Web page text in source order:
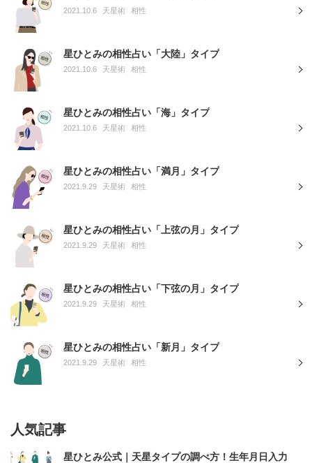
2021.10.6 天星術 相性
星ひとみの相性占い「大陸」タイプ
2021.10.6 天星術 相性
星ひとみの相性占い「海」タイプ
2021.10.6 天星術 相性
星ひとみの相性占い「満月」タイプ
2021.9.29 天星術 相性
星ひとみの相性占い「上弦の月」タイプ
2021.9.29 天星術 相性
星ひとみの相性占い「下弦の月」タイプ
2021.9.29 天星術 相性
星ひとみの相性占い「新月」タイプ
2021.9.29 天星術 相性
人気記事
星ひとみ公式｜天星タイプの調べ方！生年月日入力